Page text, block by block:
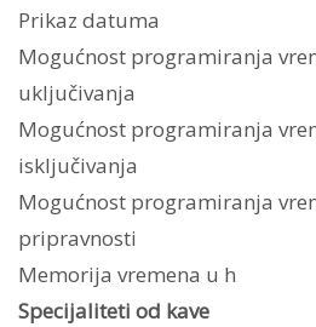
Prikaz datuma
Mogućnost programiranja
uključivanja
Mogućnost programiranja
isključivanja
Mogućnost programiranja
pripravnosti
Memorija vremena u h
Specijaliteti od kave